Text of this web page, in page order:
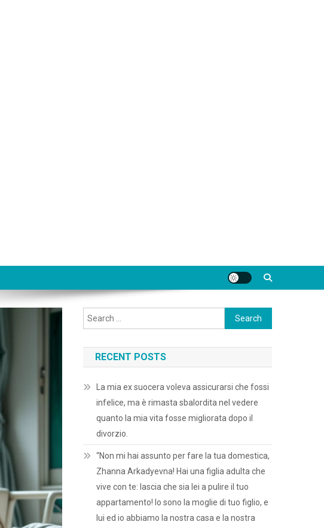
Search
for:
RECENT POSTS
La mia ex suocera voleva assicurarsi che fossi
infelice, ma è rimasta sbalordita nel vedere
quanto la mia vita fosse migliorata dopo il
divorzio.
“Non mi hai assunto per fare la tua domestica,
Zhanna Arkadyevna! Hai una figlia adulta che
vive con te: lascia che sia lei a pulire il tuo
appartamento! Io sono la moglie di tuo figlio, e
lui ed io abbiamo la nostra casa e la nostra